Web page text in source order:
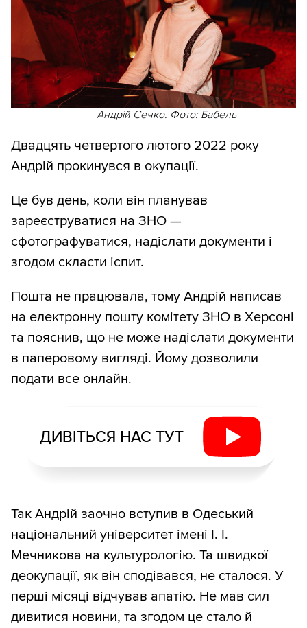
Андрій Сечко. Фото: Бабель
Двадцять четвертого лютого 2022 року
Андрій прокинувся в окупації.
Це був день, коли він планував
зареєструватися на ЗНО —
сфотографуватися, надіслати документи і
згодом скласти іспит.
Пошта не працювала, тому Андрій написав
на електронну пошту комітету ЗНО в Херсоні
та пояснив, що не може надіслати документи
в паперовому вигляді. Йому дозволили
подати все онлайн.
ДИВІТЬСЯ НАС ТУТ
Так Андрій заочно вступив в Одеський
національний університет імені І. І.
Мечникова на культурологію. Та швидкої
деокупації, як він сподівався, не сталося. У
перші місяці відчував апатію. Не мав сил
дивитися новини, та згодом це стало й